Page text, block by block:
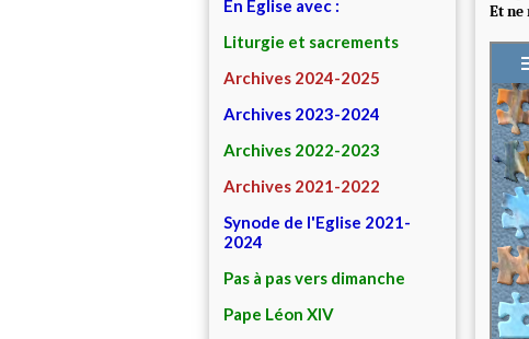
En Eglise avec :
Liturgie et sacrements
Archives 2024-2025
Archives 2023-2024
Archives 2022-2023
Archives 2021-2022
Synode de l'Eglise 2021-
2024
Pas à pas vers dimanche
Pape Léon XIV
Et ne